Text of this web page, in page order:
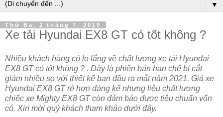
▼
Thứ Ba, 2 tháng 7, 2019
Xe tải Hyundai EX8 GT có tốt không ?
Nhiều khách hàng có lo lắng về chất lượng xe tải Hyundai
EX8 GT có tốt không ? . Đây là phiên bản hạn chế bị cắt
giảm nhiều so với thiết kế ban đầu ra mắt năm 2021. Giá xe
Hyundai EX8 GT rẻ hơn đáng kể nhưng liệu chất lượng
chiếc xe Mighty EX8 GT còn đảm bảo được tiêu chuẩn vốn
có. Xin mời quý khách tham khảo dưới đây.